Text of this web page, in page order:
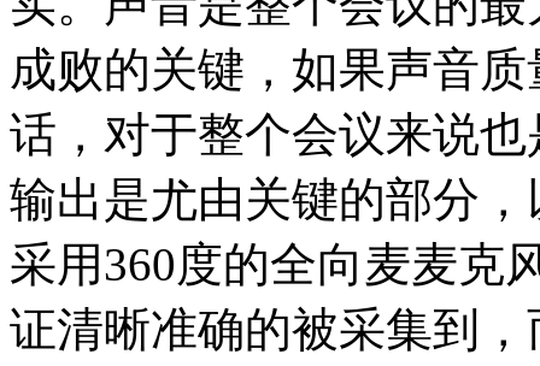
成败的关键，如果声音
话，对于整个会议来说
输出是尤由关键的部分
采用360度的全向麦麦克
证清晰准确的被采集到